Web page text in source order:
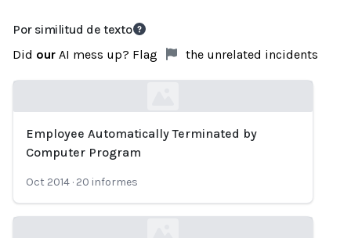
Por similitud de texto
Did our AI mess up? Flag the unrelated incidents
Loading...
Employee Automatically Terminated by
Computer Program
Oct 2014 · 20 informes